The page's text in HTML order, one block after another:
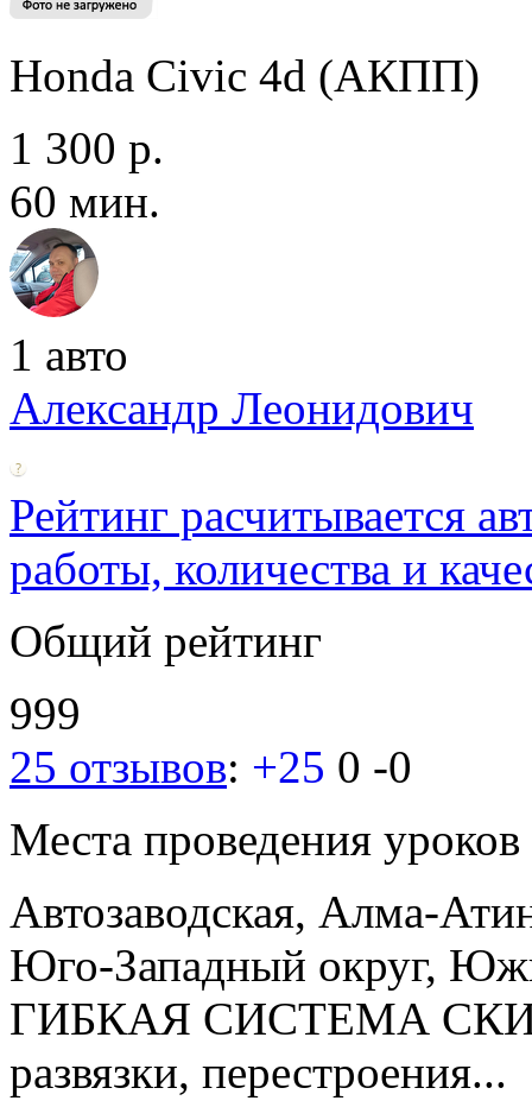
Honda Civic 4d (АКПП)
1 300 р.
60 мин.
1 авто
Александр Леонидович
Рейтинг расчитывается
работы, количества и
Общий рейтинг
999
25 отзывов: +25 0 -0
Места проведения уроков
Автозаводская, Алма-
Юго-Западный округ,
ГИБКАЯ СИСТЕМА
развязки, перестроения...